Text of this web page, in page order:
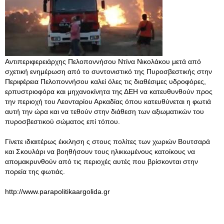
Αντιπεριφερειάρχης Πελοποννήσου Ντίνα Νικολάκου μετά από
σχετική ενημέρωση από το συντονιστικό της Πυροσβεστικής στην
Περιφέρεια Πελοποννήσου καλεί όλες τις διαθέσιμες υδροφόρες,
ερπυστριοφόρα και μηχανοκίνητα της ΔΕΗ να κατευθυνθούν προς
την περιοχή του Λεονταρίου Αρκαδίας όπου κατευθύνεται η φωτιά
αυτή την ώρα και να τεθούν στην διάθεση των αξιωματικών του
πυροσβεστικού σώματος επί τόπου.
Γίνετε ιδιαιτέρως έκκληση ς στους πολίτες των χωριών Βουτσαρά
και Σκουλάρι να βοηθήσουν τους ηλικιωμένους κατοίκους να
απομακρυνθούν από τις περιοχές αυτές που βρίσκονται στην
πορεία της φωτιάς.
http://www.parapolitikaargolida.gr